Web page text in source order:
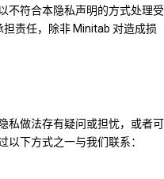
不符合本隐私声明的方式处理受
责任，除非 Minitab 对造成损
私做法存有疑问或担忧，或者可
以下方式之一与我们联系：